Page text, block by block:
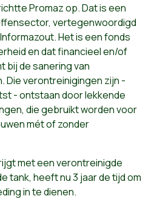
Promaz op. Dat is een
vertegenwoordigd
Het is een fonds
en dat financieel en/of
bij de sanering van
Die verontreinigingen zijn -
- ontstaan door lekkende
die gebruikt worden voor
mét of zonder
met een verontreinigde
tank, heeft nu 3 jaar de tijd om
in te dienen.